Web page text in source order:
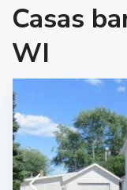
Casas
WI